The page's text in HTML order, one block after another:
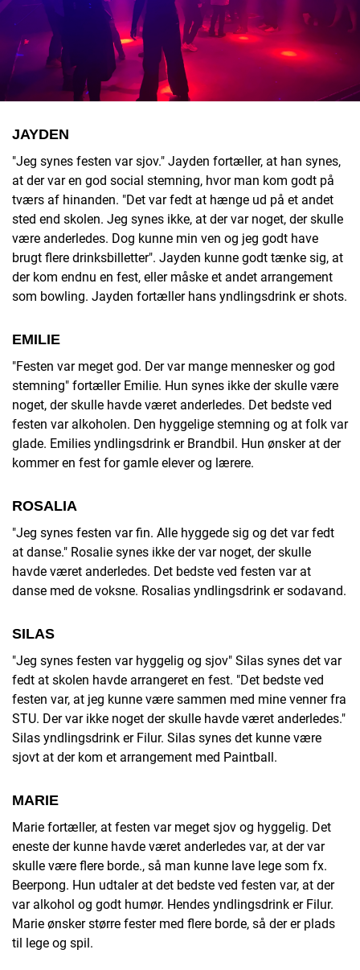
JAYDEN
"Jeg synes festen var sjov." Jayden fortæller, at han synes,
at der var en god social stemning, hvor man kom godt på
tværs af hinanden. "Det var fedt at hænge ud på et andet
sted end skolen. Jeg synes ikke, at der var noget, der skulle
være anderledes. Dog kunne min ven og jeg godt have
brugt flere drinksbilletter". Jayden kunne godt tænke sig, at
der kom endnu en fest, eller måske et andet arrangement
som bowling. Jayden fortæller hans yndlingsdrink er shots.
EMILIE
"Festen var meget god. Der var mange mennesker og god
stemning" fortæller Emilie. Hun synes ikke der skulle være
noget, der skulle havde været anderledes. Det bedste ved
festen var alkoholen. Den hyggelige stemning og at folk var
glade. Emilies yndlingsdrink er Brandbil. Hun ønsker at der
kommer en fest for gamle elever og lærere.
ROSALIA
"Jeg synes festen var fin. Alle hyggede sig og det var fedt
at danse." Rosalie synes ikke der var noget, der skulle
havde været anderledes. Det bedste ved festen var at
danse med de voksne. Rosalias yndlingsdrink er sodavand.
SILAS
"Jeg synes festen var hyggelig og sjov" Silas synes det var
fedt at skolen havde arrangeret en fest. "Det bedste ved
festen var, at jeg kunne være sammen med mine venner fra
STU. Der var ikke noget der skulle havde været anderledes."
Silas yndlingsdrink er Filur. Silas synes det kunne være
sjovt at der kom et arrangement med Paintball.
MARIE
Marie fortæller, at festen var meget sjov og hyggelig. Det
eneste der kunne havde været anderledes var, at der var
skulle være flere borde., så man kunne lave lege som fx.
Beerpong. Hun udtaler at det bedste ved festen var, at der
var alkohol og godt humør. Hendes yndlingsdrink er Filur.
Marie ønsker større fester med flere borde, så der er plads
til lege og spil.